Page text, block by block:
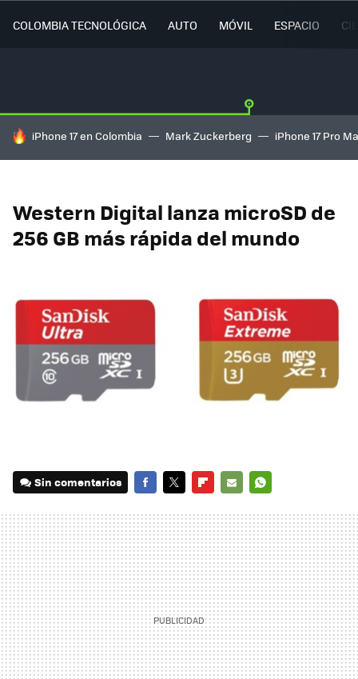
COLOMBIA TECNOLÓGICA AUTO MÓVIL ESPACIO
HOY SE HABLA DE
iPhone 17 en Colombia Mark Zuckerberg iPhone 17 Pro
Western Digital lanza microSD de
256 GB más rápida del mundo
Sin comentarios
MAIL